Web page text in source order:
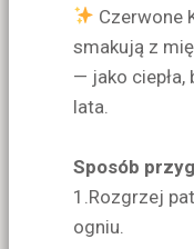
Czerwone
smakują z
— jako ciepła,
lata.
Sposób
1.Rozgrzej
ogniu.